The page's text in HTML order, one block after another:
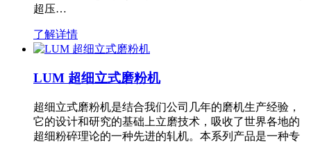
超压…
了解详情
LUM 超细立式磨粉机
超细立式磨粉机是结合我们公司几年的磨机生产经验，
它的设计和研究的基础上立磨技术，吸收了世界各地的
超细粉碎理论的一种先进的轧机。本系列产品是一种专